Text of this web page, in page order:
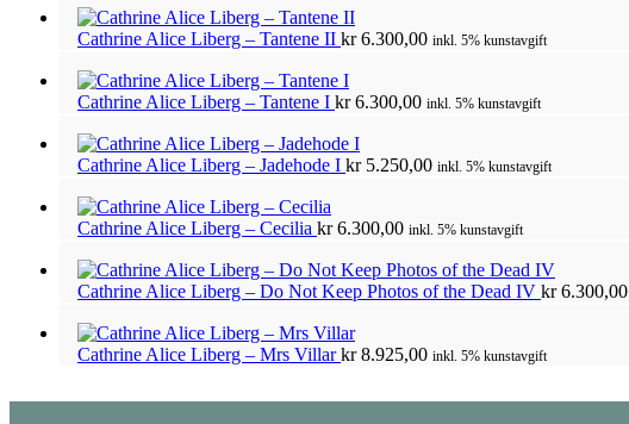
Cathrine Alice Liberg – Tantene II kr6.300,00 inkl. 5% kunstavgift
Cathrine Alice Liberg – Tantene I kr6.300,00 inkl. 5% kunstavgift
Cathrine Alice Liberg – Jadehode I kr5.250,00 inkl. 5% kunstavgift
Cathrine Alice Liberg – Cecilia kr6.300,00 inkl. 5% kunstavgift
Cathrine Alice Liberg – Do Not Keep Photos of the Dead IV kr6.300,00
Cathrine Alice Liberg – Mrs Villarkr8.925,00 inkl. 5% kunstavgift